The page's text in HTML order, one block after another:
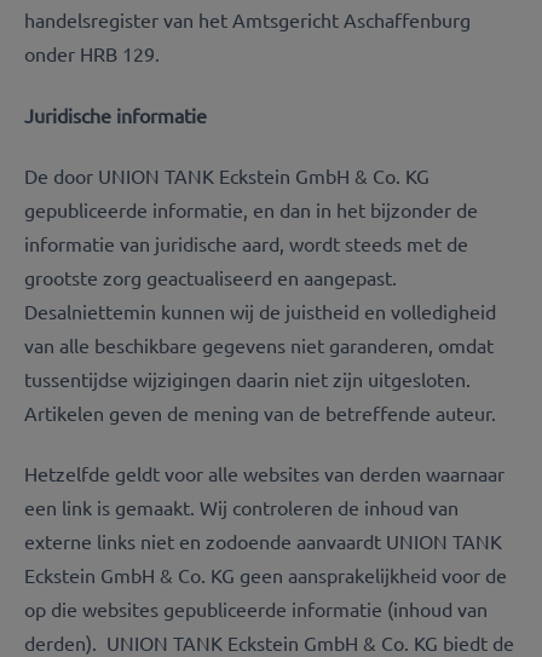
handelsregister van het Amtsgericht Aschaffenburg
onder HRB 129.
Juridische informatie
De door UNION TANK Eckstein GmbH & Co. KG
gepubliceerde informatie, en dan in het bijzonder de
informatie van juridische aard, wordt steeds met de
grootste zorg geactualiseerd en aangepast.
Desalniettemin kunnen wij de juistheid en volledigheid
van alle beschikbare gegevens niet garanderen, omdat
tussentijdse wijzigingen daarin niet zijn uitgesloten.
Artikelen geven de mening van de betreffende auteur.
Hetzelfde geldt voor alle websites van derden waarnaar
een link is gemaakt. Wij controleren de inhoud van
externe links niet en zodoende aanvaardt UNION TANK
Eckstein GmbH & Co. KG geen aansprakelijkheid voor de
op die websites gepubliceerde informatie (inhoud van
derden). UNION TANK Eckstein GmbH & Co. KG biedt de